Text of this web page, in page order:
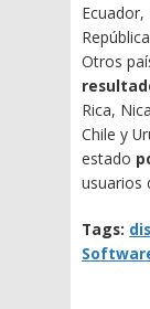
Ecuador,
Otros
Rica,
Chile y
estado
usuarios
Tags: